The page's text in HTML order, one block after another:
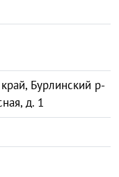
Бурлинский р-
д. 1